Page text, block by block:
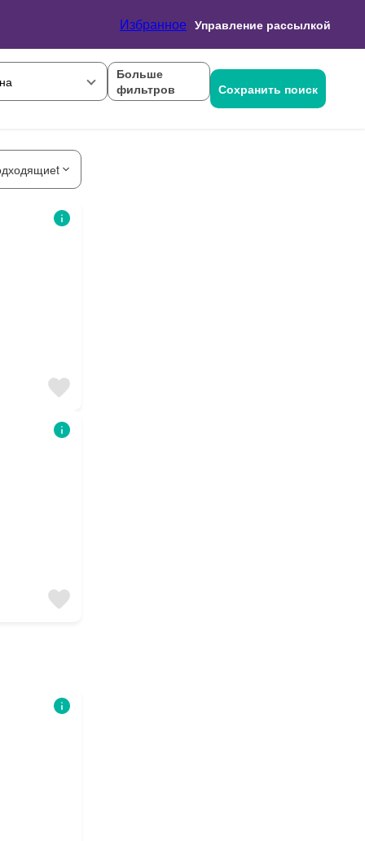
Избранное Управление рассылкой
Больше
фильтров
Сохранить поиск